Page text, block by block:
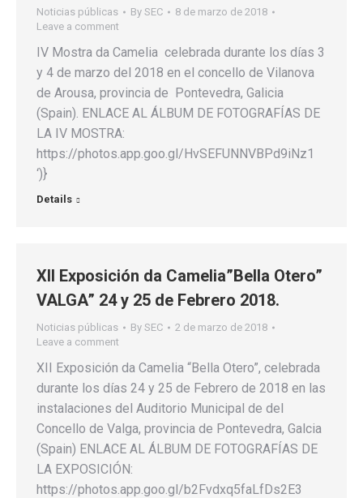
Noticias públicas By SEC
8 de marzo de 2018
Leave a comment
IV Mostra da Camelia celebrada durante los días 3
y 4 de marzo del 2018 en el concello de Vilanova
de Arousa, provincia de Pontevedra, Galicia
(Spain). ENLACE AL ÁLBUM DE FOTOGRAFÍAS DE
LA IV MOSTRA:
https://photos.app.goo.gl/HvSEFUNNVBPd9iNz1
‘)}
Details
XII Exposición da Camelia”Bella Otero”
VALGA” 24 y 25 de Febrero 2018.
Noticias públicas By SEC
2 de marzo de 2018
Leave a comment
XII Exposición da Camelia “Bella Otero”, celebrada
durante los días 24 y 25 de Febrero de 2018 en las
instalaciones del Auditorio Municipal de del
Concello de Valga, provincia de Pontevedra, Galcia
(Spain) ENLACE AL ÁLBUM DE FOTOGRAFÍAS DE
LA EXPOSICIÓN:
https://photos.app.goo.gl/b2Fvdxq5faLfDs2E3